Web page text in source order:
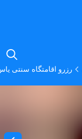
رزرو اقامتگاه سنتی